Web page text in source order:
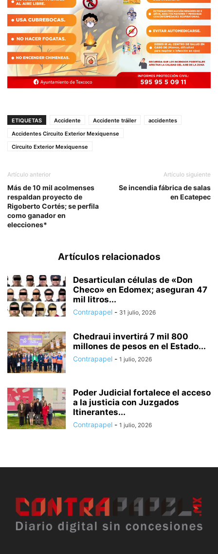
ETIQUETAS Accidente Accidente tráiler
accidentes
Accidentes Circuito Exterior Mexiquense
Circuito Exterior Mexiquense
Artículo anterior
Más de 10 mil acolmenses
respaldan proyecto de
Rigoberto Cortés; se perfila
como ganador en
elecciones*
Artículo siguiente
Se incendia fábrica de salas
en Ecatepec
Artículos relacionados
Desarticulan células de «Don
Checo» en Edomex; aseguran 47
mil litros...
Contrapapel - 31 julio, 2026
Chedraui invertirá 7 mil 800
millones de pesos en el Estado...
Contrapapel - 1 julio, 2026
Poder Judicial fortalece el acceso
a la justicia con Juzgados
Itinerantes...
Contrapapel - 1 julio, 2026